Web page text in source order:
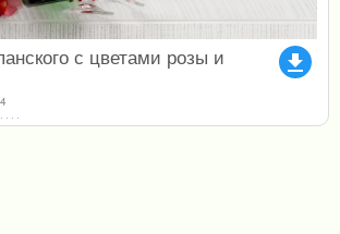
file_download
с цветами розы и